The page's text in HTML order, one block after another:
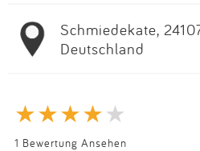
Schmiedekate,
Deutschland
1 Bewertung Ansehen